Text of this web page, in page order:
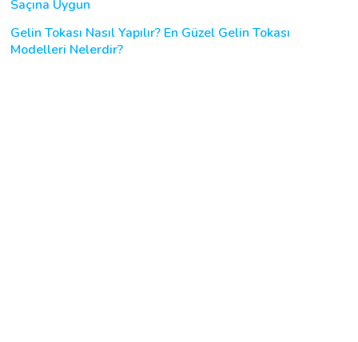
Saçına Uygun
Gelin Tokası Nasıl Yapılır? En Güzel Gelin Tokası
Modelleri Nelerdir?